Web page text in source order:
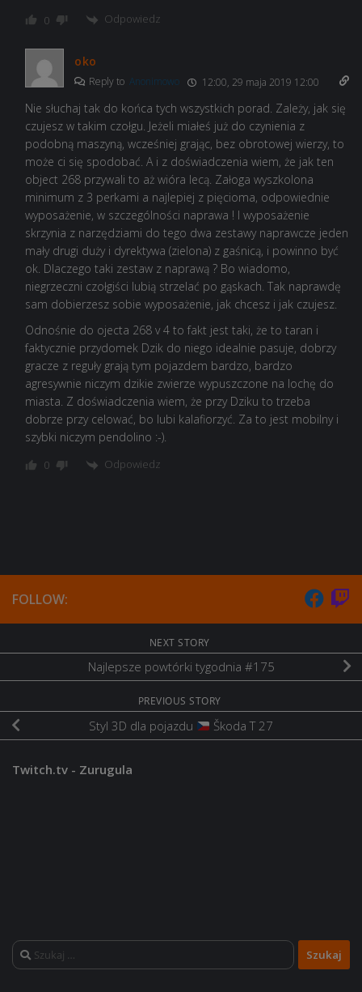
0 Odpowiedz
oko
Reply to Anonimowo 12:00, 29 maja 2019 12:00
Nie słuchaj tak do końca tych wszystkich porad. Zależy, jak się
czujesz w takim czołgu. Jeżeli miałeś już do czynienia z
podobną maszyną, wcześniej grając, bez obrotowej wierzy, to
może ci się spodobać. A i z doświadczenia wiem, że jak ten
object 268 przywali to aż wióra lecą. Załoga wyszkolona
minimum z 3 perkami a najlepiej z pięcioma, odpowiednie
wyposażenie, w szczególności naprawa ! I wyposażenie
skrzynia z narzędziami do tego dwa zestawy naprawcze jeden
mały drugi duży i dyrektywa (zielona) z gaśnicą, i powinno być
ok. Dlaczego taki zestaw z naprawą ? Bo wiadomo,
niegrzeczni czołgiści lubią strzelać po gąskach. Tak naprawdę
sam dobierzesz sobie wyposażenie, jak chcesz i jak czujesz.
Odnośnie do ojecta 268 v 4 to fakt jest taki, że to taran i
faktycznie przydomek Dzik do niego idealnie pasuje, dobrzy
gracze z reguły grają tym pojazdem bardzo, bardzo
agresywnie niczym dzikie zwierze wypuszczone na lochę do
miasta. Z doświadczenia wiem, że przy Dziku to trzeba
dobrze przy celować, bo lubi kalafiorzyć. Za to jest mobilny i
szybki niczym pendolino :-).
0 Odpowiedz
FOLLOW:
NEXT STORY
Najlepsze powtórki tygodnia #175
PREVIOUS STORY
Styl 3D dla pojazdu Škoda T 27
Twitch.tv - Zurugula
Szukaj: